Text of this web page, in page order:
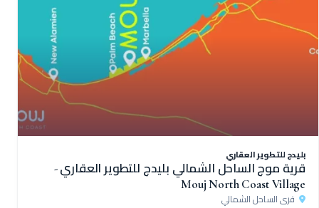
بليدج للتطوير العقاري
قرية موج الساحل الشمالي بليدج للتطوير العقاري -
Mouj North Coast Village
قرى الساحل الشمالي